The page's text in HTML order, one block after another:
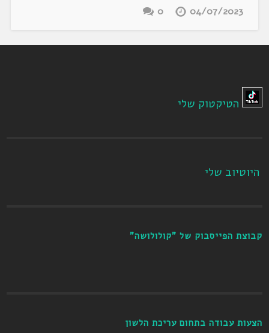
04/07/2023
0
הטיקטוק שלי
היוטיוב שלי
קבוצת הפייסבוק של "קולולושה"
הצעות עבודה בתחום עריכת הלשון